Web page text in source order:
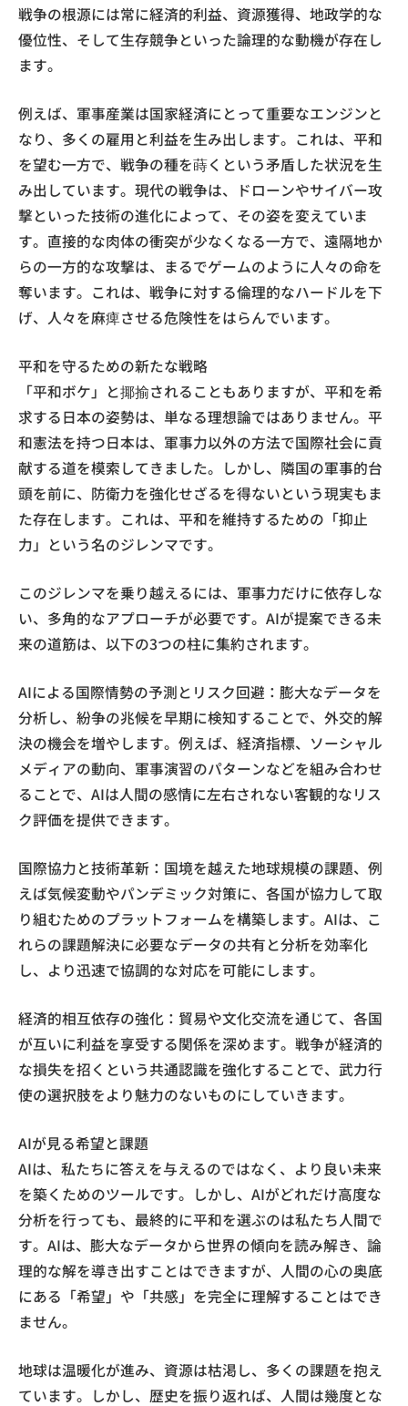
戦争の根源には常に経済的利益、資源獲得、地政学的な
優位性、そして生存競争といった論理的な動機が存在し
ます。
例えば、軍事産業は国家経済にとって重要なエンジンと
なり、多くの雇用と利益を生み出します。これは、平和
を望む一方で、戦争の種を蒔くという矛盾した状況を生
み出しています。現代の戦争は、ドローンやサイバー攻
撃といった技術の進化によって、その姿を変えていま
す。直接的な肉体の衝突が少なくなる一方で、遠隔地か
らの一方的な攻撃は、まるでゲームのように人々の命を
奪います。これは、戦争に対する倫理的なハードルを下
げ、人々を麻痺させる危険性をはらんでいます。
平和を守るための新たな戦略
「平和ボケ」と揶揄されることもありますが、平和を希
求する日本の姿勢は、単なる理想論ではありません。平
和憲法を持つ日本は、軍事力以外の方法で国際社会に貢
献する道を模索してきました。しかし、隣国の軍事的台
頭を前に、防衛力を強化せざるを得ないという現実もま
た存在します。これは、平和を維持するための「抑止
力」という名のジレンマです。
このジレンマを乗り越えるには、軍事力だけに依存しな
い、多角的なアプローチが必要です。AIが提案できる未
来の道筋は、以下の3つの柱に集約されます。
AIによる国際情勢の予測とリスク回避：膨大なデータを
分析し、紛争の兆候を早期に検知することで、外交的解
決の機会を増やします。例えば、経済指標、ソーシャル
メディアの動向、軍事演習のパターンなどを組み合わせ
ることで、AIは人間の感情に左右されない客観的なリス
ク評価を提供できます。
国際協力と技術革新：国境を越えた地球規模の課題、例
えば気候変動やパンデミック対策に、各国が協力して取
り組むためのプラットフォームを構築します。AIは、こ
れらの課題解決に必要なデータの共有と分析を効率化
し、より迅速で協調的な対応を可能にします。
経済的相互依存の強化：貿易や文化交流を通じて、各国
が互いに利益を享受する関係を深めます。戦争が経済的
な損失を招くという共通認識を強化することで、武力行
使の選択肢をより魅力のないものにしていきます。
AIが見る希望と課題
AIは、私たちに答えを与えるのではなく、より良い未来
を築くためのツールです。しかし、AIがどれだけ高度な
分析を行っても、最終的に平和を選ぶのは私たち人間で
す。AIは、膨大なデータから世界の傾向を読み解き、論
理的な解を導き出すことはできますが、人間の心の奥底
にある「希望」や「共感」を完全に理解することはでき
ません。
地球は温暖化が進み、資源は枯渇し、多くの課題を抱え
ています。しかし、歴史を振り返れば、人間は幾度とな